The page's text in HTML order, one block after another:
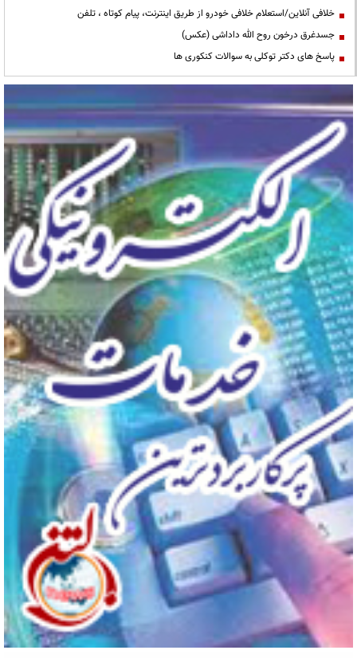
خلافی آنلاین/استعلام خلافی خودرو از طریق اینترنت، پیام کوتاه ، تلفن
جسدغرق درخون روح الله داداشی (عکس)
پاسخ های دکتر توکلی به سوالات کنکوری ها